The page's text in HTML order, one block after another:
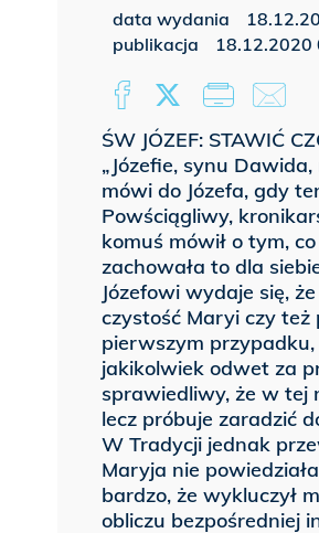
ŚW JÓZEF: STAWIĆ
„Józefie, synu
mówi do Józefa, gdy
Powściągliwy,
komuś mówił o tym,
zachowała to dla
Józefowi wydaje się,
czystość Maryi czy
pierwszym
jakikolwiek odwet za
sprawiedliwy, że w tej
lecz próbuje zaradzić
W Tradycji jednak
Maryja nie
bardzo, że wykluczył
obliczu bezpośredniej
data wydania
publikacja
18.12.2020